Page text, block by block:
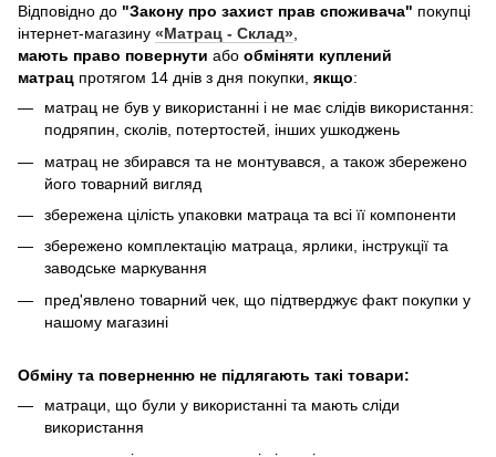
Відповідно до "Закону про захист прав споживача" покупці
інтернет-магазину «Матрац - Склад»,
мають право повернути або обміняти куплений
матрац протягом 14 днів з дня покупки, якщо:
матрац не був у використанні і не має слідів використання:
подряпин, сколів, потертостей, інших ушкоджень
матрац не збирався та не монтувався, а також збережено
його товарний вигляд
збережена цілість упаковки матраца та всі її компоненти
збережено комплектацію матраца, ярлики, інструкції та
заводське маркування
пред'явлено товарний чек, що підтверджує факт покупки у
нашому магазині
Обміну та поверненню не підлягають такі товари:
матраци, що були у використанні та мають сліди
використання